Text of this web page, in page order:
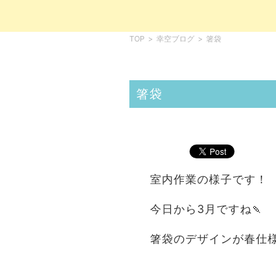
TOP > 幸空ブログ > 箸袋
箸袋
室内作業の様子です！
今日から3月ですね🍡
箸袋のデザインが春仕